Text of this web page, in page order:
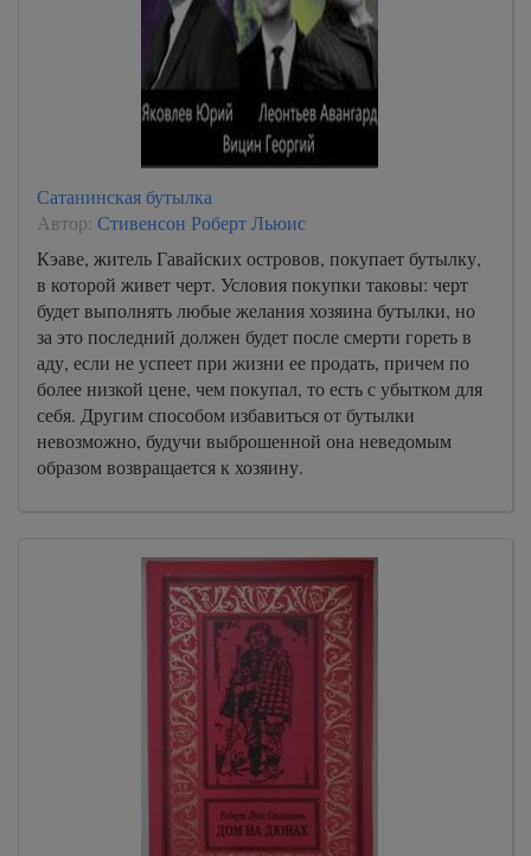
Сатанинская бутылка
Автор: Стивенсон Роберт Льюис
Кэаве, житель Гавайских островов, покупает бутылку,
в которой живет черт. Условия покупки таковы: черт
будет выполнять любые желания хозяина бутылки, но
за это последний должен будет после смерти гореть в
аду, если не успеет при жизни ее продать, причем по
более низкой цене, чем покупал, то есть с убытком для
себя. Другим способом избавиться от бутылки
невозможно, будучи выброшенной она неведомым
образом возвращается к хозяину.